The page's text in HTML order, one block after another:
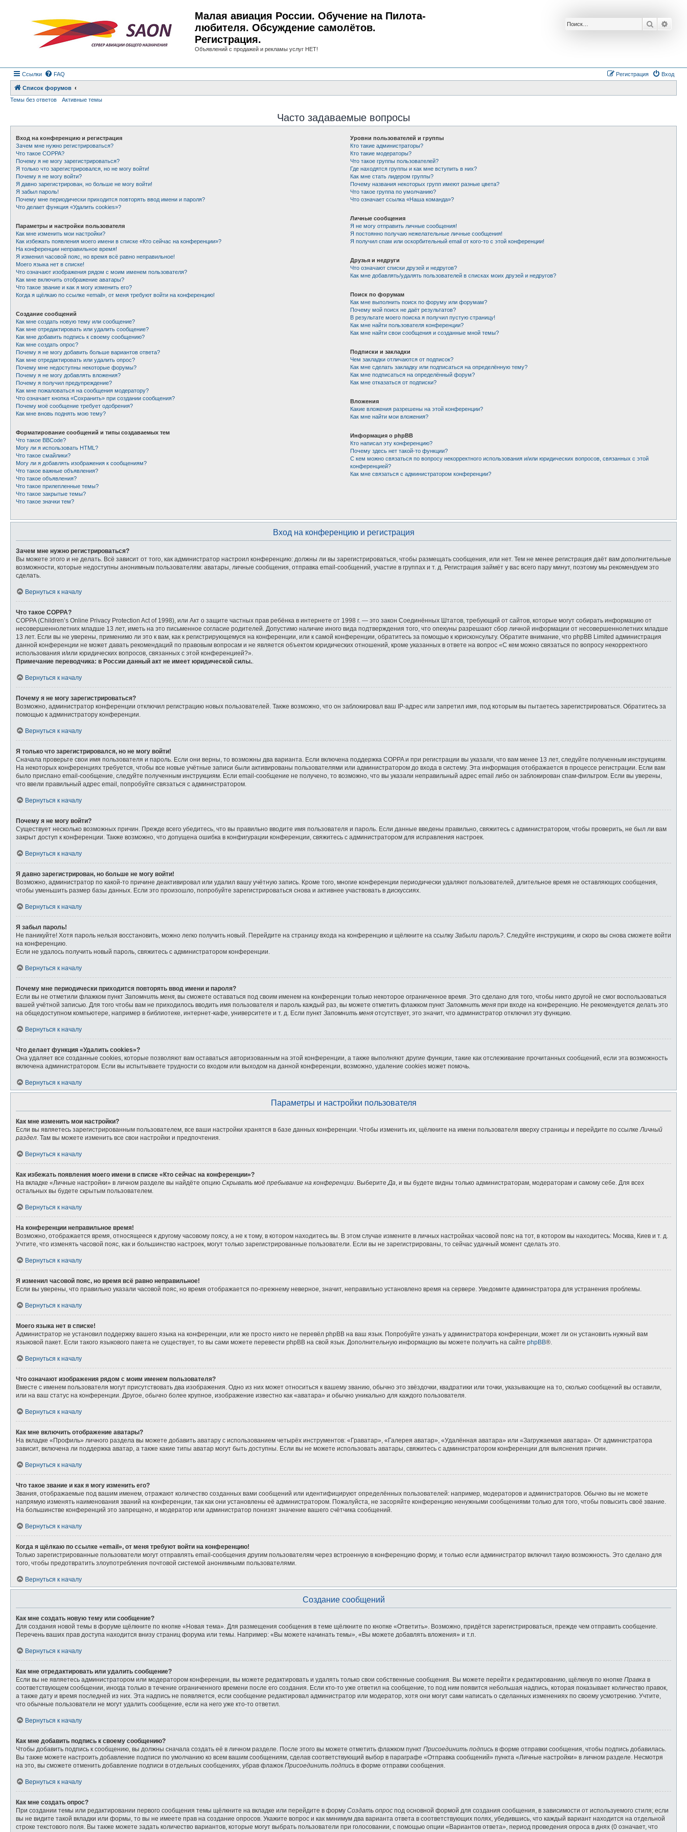
Малая авиация России. Обучение на Пилота-
любителя. Обсуждение самолётов.
Регистрация.
Объявлений с продажей и рекламы услуг НЕТ!
Поиск
Ссылки FAQ Вход
Регистрация
Список форумов
Темы без ответов
Активные темы
Часто задаваемые вопросы
Вход на конференцию и регистрация
Зачем мне нужно регистрироваться?
Что такое COPPA?
Почему я не могу зарегистрироваться?
Я только что зарегистрировался, но не могу войти!
Почему я не могу войти?
Я давно зарегистрирован, но больше не могу войти!
Я забыл пароль!
Почему мне периодически приходится повторять ввод имени и пароля?
Что делает функция «Удалить cookies»?
Параметры и настройки пользователя
Как мне изменить мои настройки?
Как избежать появления моего имени в списке «Кто сейчас на конференции»?
На конференции неправильное время!
Я изменил часовой пояс, но время всё равно неправильное!
Моего языка нет в списке!
Что означают изображения рядом с моим именем пользователя?
Как мне включить отображение аватары?
Что такое звание и как я могу изменить его?
Когда я щёлкаю по ссылке «email», от меня требуют войти на конференцию!
Создание сообщений
Как мне создать новую тему или сообщение?
Как мне отредактировать или удалить сообщение?
Как мне добавить подпись к своему сообщению?
Как мне создать опрос?
Почему я не могу добавить больше вариантов ответа?
Как мне отредактировать или удалить опрос?
Почему мне недоступны некоторые форумы?
Почему я не могу добавлять вложения?
Почему я получил предупреждение?
Как мне пожаловаться на сообщения модератору?
Что означает кнопка «Сохранить» при создании сообщения?
Почему моё сообщение требует одобрения?
Как мне вновь поднять мою тему?
Форматирование сообщений и типы создаваемых тем
Что такое BBCode?
Могу ли я использовать HTML?
Что такое смайлики?
Могу ли я добавлять изображения к сообщениям?
Что такое важные объявления?
Что такое объявления?
Что такое прилепленные темы?
Что такое закрытые темы?
Что такое значки тем?
Уровни пользователей и группы
Кто такие администраторы?
Кто такие модераторы?
Что такое группы пользователей?
Где находятся группы и как мне вступить в них?
Как мне стать лидером группы?
Почему названия некоторых групп имеют разные цвета?
Что такое группа по умолчанию?
Что означает ссылка «Наша команда»?
Личные сообщения
Я не могу отправить личные сообщения!
Я постоянно получаю нежелательные личные сообщения!
Я получил спам или оскорбительный email от кого-то с этой конференции!
Друзья и недруги
Что означают списки друзей и недругов?
Как мне добавлять/удалять пользователей в списках моих друзей и недругов?
Поиск по форумам
Как мне выполнить поиск по форуму или форумам?
Почему мой поиск не даёт результатов?
В результате моего поиска я получил пустую страницу!
Как мне найти пользователя конференции?
Как мне найти свои сообщения и созданные мной темы?
Подписки и закладки
Чем закладки отличаются от подписок?
Как мне сделать закладку или подписаться на определённую тему?
Как мне подписаться на определённый форум?
Как мне отказаться от подписки?
Вложения
Какие вложения разрешены на этой конференции?
Как мне найти мои вложения?
Информация о phpBB
Кто написал эту конференцию?
Почему здесь нет такой-то функции?
С кем можно связаться по вопросу некорректного использования и/или юридических вопросов, связанных с этой
конференцией?
Как мне связаться с администратором конференции?
Вход на конференцию и регистрация
Зачем мне нужно регистрироваться?
Вы можете этого и не делать. Всё зависит от того, как администратор настроил конференцию: должны ли вы зарегистрироваться, чтобы размещать сообщения, или нет. Тем не менее регистрация даёт вам дополнительные
возможности, которые недоступны анонимным пользователям: аватары, личные сообщения, отправка email-сообщений, участие в группах и т. д. Регистрация займёт у вас всего пару минут, поэтому мы рекомендуем это
сделать.
Вернуться к началу
Что такое COPPA?
COPPA (Children’s Online Privacy Protection Act of 1998), или Акт о защите частных прав ребёнка в интернете от 1998 г. — это закон Соединённых Штатов, требующий от сайтов, которые могут собирать информацию от
несовершеннолетних младше 13 лет, иметь на это письменное согласие родителей. Допустимо наличие иного вида подтверждения того, что опекуны разрешают сбор личной информации от несовершеннолетних младше
13 лет. Если вы не уверены, применимо ли это к вам, как к регистрирующемуся на конференции, или к самой конференции, обратитесь за помощью к юрисконсульту. Обратите внимание, что phpBB Limited администрация
данной конференции не может давать рекомендаций по правовым вопросам и не является объектом юридических отношений, кроме указанных в ответе на вопрос «С кем можно связаться по вопросу некорректного
использования и/или юридических вопросов, связанных с этой конференцией?».
Примечание переводчика: в России данный акт не имеет юридической силы..
Вернуться к началу
Почему я не могу зарегистрироваться?
Возможно, администратор конференции отключил регистрацию новых пользователей. Также возможно, что он заблокировал ваш IP-адрес или запретил имя, под которым вы пытаетесь зарегистрироваться. Обратитесь за
помощью к администратору конференции.
Вернуться к началу
Я только что зарегистрировался, но не могу войти!
Сначала проверьте свои имя пользователя и пароль. Если они верны, то возможны два варианта. Если включена поддержка COPPA и при регистрации вы указали, что вам менее 13 лет, следуйте полученным инструкциям.
На некоторых конференциях требуется, чтобы все новые учётные записи были активированы пользователями или администратором до входа в систему. Эта информация отображается в процессе регистрации. Если вам
было прислано email-сообщение, следуйте полученным инструкциям. Если email-сообщение не получено, то возможно, что вы указали неправильный адрес email либо он заблокирован спам-фильтром. Если вы уверены,
что ввели правильный адрес email, попробуйте связаться с администратором.
Вернуться к началу
Почему я не могу войти?
Существует несколько возможных причин. Прежде всего убедитесь, что вы правильно вводите имя пользователя и пароль. Если данные введены правильно, свяжитесь с администратором, чтобы проверить, не был ли вам
закрыт доступ к конференции. Также возможно, что допущена ошибка в конфигурации конференции, свяжитесь с администратором для исправления настроек.
Вернуться к началу
Я давно зарегистрирован, но больше не могу войти!
Возможно, администратор по какой-то причине деактивировал или удалил вашу учётную запись. Кроме того, многие конференции периодически удаляют пользователей, длительное время не оставляющих сообщения,
чтобы уменьшить размер базы данных. Если это произошло, попробуйте зарегистрироваться снова и активнее участвовать в дискуссиях.
Вернуться к началу
Я забыл пароль!
Не паникуйте! Хотя пароль нельзя восстановить, можно легко получить новый. Перейдите на страницу входа на конференцию и щёлкните на ссылку Забыли пароль?. Следуйте инструкциям, и скоро вы снова сможете войти
на конференцию.
Если не удалось получить новый пароль, свяжитесь с администратором конференции.
Вернуться к началу
Почему мне периодически приходится повторять ввод имени и пароля?
Если вы не отметили флажком пункт Запомнить меня, вы сможете оставаться под своим именем на конференции только некоторое ограниченное время. Это сделано для того, чтобы никто другой не смог воспользоваться
вашей учётной записью. Для того чтобы вам не приходилось вводить имя пользователя и пароль каждый раз, вы можете отметить флажком пункт Запомнить меня при входе на конференцию. Не рекомендуется делать это
на общедоступном компьютере, например в библиотеке, интернет-кафе, университете и т. д. Если пункт Запомнить меня отсутствует, это значит, что администратор отключил эту функцию.
Вернуться к началу
Что делает функция «Удалить cookies»?
Она удаляет все созданные cookies, которые позволяют вам оставаться авторизованным на этой конференции, а также выполняют другие функции, такие как отслеживание прочитанных сообщений, если эта возможность
включена администратором. Если вы испытываете трудности со входом или выходом на данной конференции, возможно, удаление cookies может помочь.
Вернуться к началу
Параметры и настройки пользователя
Как мне изменить мои настройки?
Если вы являетесь зарегистрированным пользователем, все ваши настройки хранятся в базе данных конференции. Чтобы изменить их, щёлкните на имени пользователя вверху страницы и перейдите по ссылкеЛичный
раздел. Там вы можете изменить все свои настройки и предпочтения.
Вернуться к началу
Как избежать появления моего имени в списке «Кто сейчас на конференции»?
На вкладке «Личные настройки» в личном разделе вы найдёте опцию Скрывать моё пребывание на конференции. ВыберитеДа, и вы будете видны только администраторам, модераторам и самому себе. Для всех
остальных вы будете скрытым пользователем.
Вернуться к началу
На конференции неправильное время!
Возможно, отображается время, относящееся к другому часовому поясу, а не к тому, в котором находитесь вы. В этом случае измените в личных настройках часовой пояс на тот, в котором вы находитесь: Москва, Киев и т. д.
Учтите, что изменять часовой пояс, как и большинство настроек, могут только зарегистрированные пользователи. Если вы не зарегистрированы, то сейчас удачный момент сделать это.
Вернуться к началу
Я изменил часовой пояс, но время всё равно неправильное!
Если вы уверены, что правильно указали часовой пояс, но время отображается по-прежнему неверное, значит, неправильно установлено время на сервере. Уведомите администратора для устранения проблемы.
Вернуться к началу
Моего языка нет в списке!
Администратор не установил поддержку вашего языка на конференции, или же просто никто не перевёл phpBB на ваш язык. Попробуйте узнать у администратора конференции, может ли он установить нужный вам
языковой пакет. Если такого языкового пакета не существует, то вы сами можете перевести phpBB на свой язык. Дополнительную информацию вы можете получить на сайте phpBB®.
Вернуться к началу
Что означают изображения рядом с моим именем пользователя?
Вместе с именем пользователя могут присутствовать два изображения. Одно из них может относиться к вашему званию, обычно это звёздочки, квадратики или точки, указывающие на то, сколько сообщений вы оставили,
или на ваш статус на конференции. Другое, обычно более крупное, изображение известно как «аватара» и обычно уникально для каждого пользователя.
Вернуться к началу
Как мне включить отображение аватары?
На вкладке «Профиль» личного раздела вы можете добавить аватару с использованием четырёх инструментов: «Граватар», «Галерея аватар», «Удалённая аватара» или «Загружаемая аватара». От администратора
зависит, включена ли поддержка аватар, а также какие типы аватар могут быть доступны. Если вы не можете использовать аватары, свяжитесь с администратором конференции для выяснения причин.
Вернуться к началу
Что такое звание и как я могу изменить его?
Звания, отображаемые под вашим именем, отражают количество созданных вами сообщений или идентифицируют определённых пользователей: например, модераторов и администраторов. Обычно вы не можете
напрямую изменять наименования званий на конференции, так как они установлены её администратором. Пожалуйста, не засоряйте конференцию ненужными сообщениями только для того, чтобы повысить своё звание.
На большинстве конференций это запрещено, и модератор или администратор понизят значение вашего счётчика сообщений.
Вернуться к началу
Когда я щёлкаю по ссылке «email», от меня требуют войти на конференцию!
Только зарегистрированные пользователи могут отправлять email-сообщения другим пользователям через встроенную в конференцию форму, и только если администратор включил такую возможность. Это сделано для
того, чтобы предотвратить злоупотребления почтовой системой анонимными пользователями.
Вернуться к началу
Создание сообщений
Как мне создать новую тему или сообщение?
Для создания новой темы в форуме щёлкните по кнопке «Новая тема». Для размещения сообщения в теме щёлкните по кнопке «Ответить». Возможно, придётся зарегистрироваться, прежде чем отправить сообщение.
Перечень ваших прав доступа находится внизу страниц форума или темы. Например: «Вы можете начинать темы», «Вы можете добавлять вложения» и т.п.
Вернуться к началу
Как мне отредактировать или удалить сообщение?
Если вы не являетесь администратором или модератором конференции, вы можете редактировать и удалять только свои собственные сообщения. Вы можете перейти к редактированию, щёлкнув по кнопке Правка в
соответствующем сообщении, иногда только в течение ограниченного времени после его создания. Если кто-то уже ответил на сообщение, то под ним появится небольшая надпись, которая показывает количество правок,
а также дату и время последней из них. Эта надпись не появляется, если сообщение редактировал администратор или модератор, хотя они могут сами написать о сделанных изменениях по своему усмотрению. Учтите,
что обычные пользователи не могут удалить сообщение, если на него уже кто-то ответил.
Вернуться к началу
Как мне добавить подпись к своему сообщению?
Чтобы добавить подпись к сообщению, вы должны сначала создать её в личном разделе. После этого вы можете отметить флажком пункт Присоединить подпись в форме отправки сообщения, чтобы подпись добавилась.
Вы также можете настроить добавление подписи по умолчанию ко всем вашим сообщениям, сделав соответствующий выбор в параграфе «Отправка сообщений» пункта «Личные настройки» в личном разделе. Несмотря
на это, вы сможете отменить добавление подписи в отдельных сообщениях, убрав флажок Присоединить подпись в форме отправки сообщения.
Вернуться к началу
Как мне создать опрос?
При создании темы или редактировании первого сообщения темы щёлкните на вкладке или перейдите в форму Создать опрос под основной формой для создания сообщения, в зависимости от используемого стиля; если
вы не видите такой вкладки или формы, то вы не имеете прав на создание опросов. Укажите вопрос и как минимум два варианта ответа в соответствующих полях, убедившись, что каждый вариант находится на отдельной
строке текстового поля. Вы также можете задать количество вариантов, которые могут выбрать пользователи при голосовании, с помощью опции «Вариантов ответа», период проведения опроса в днях (0 означает, что